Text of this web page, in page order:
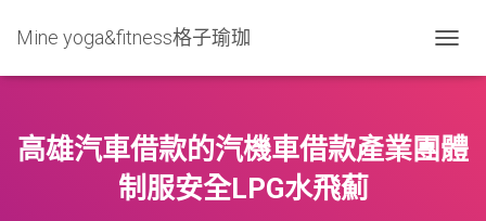
Mine yoga&fitness格子瑜珈
O
L
E
高雄汽車借款的汽機車借款產業團體
制服安全LPG水飛薊